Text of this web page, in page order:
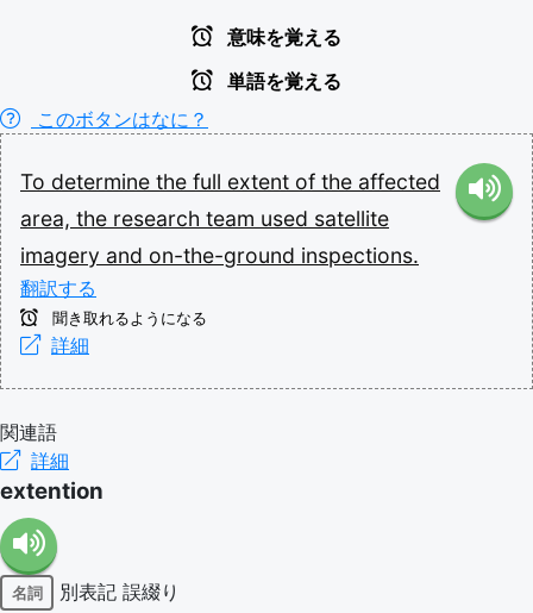
意味を覚える
単語を覚える
このボタンはなに？
To determine the full extent of the affected
area, the research team used satellite
imagery and on-the-ground inspections.
翻訳する
聞き取れるようになる
詳細
関連語
詳細
extention
名詞 別表記 誤綴り